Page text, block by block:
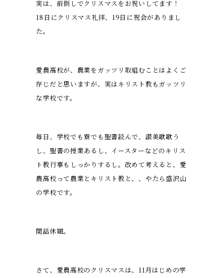
実は、前倒しでクリスマスをお祝いしてます！
18日にクリスマス礼拝、19日に祝会がありまし
た。
愛農高校が、農業をガッツリ取組むことはよくご
存じだと思いますが、実はキリスト教もガッツリ
な学校です。
毎日、学校でも寮でも聖書読んで、讃美歌歌う
し、聖書の授業あるし、イースターなどのキリス
ト教行事もしっかりするし。改めて考えると、愛
農高校って農業とキリスト教と、、やたら盛沢山
の学校です。
閑話休題。
さて、愛農高校のクリスマスは、11月はじめの学